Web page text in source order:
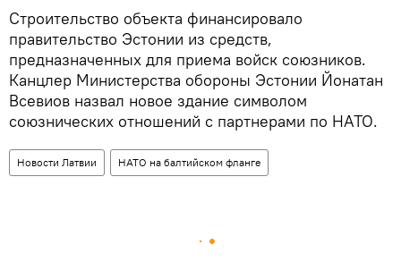
Строительство объекта финансировало
правительство Эстонии из средств,
предназначенных для приема войск союзников.
Канцлер Министерства обороны Эстонии Йонатан
Всевиов назвал новое здание символом
союзнических отношений с партнерами по НАТО.
Новости Латвии НАТО на балтийском фланге